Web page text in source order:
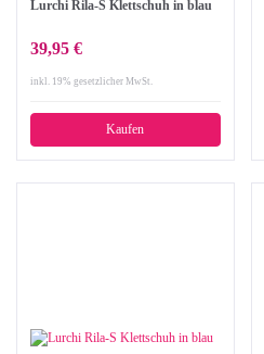
Lurchi Rila-S Klettschuh in blau
39,95 €
inkl. 19% gesetzlicher MwSt.
Kaufen